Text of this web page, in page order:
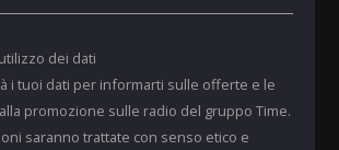
dei dati
i tuoi dati per informarti sulle offerte e le
promozione sulle radio del gruppo Time.
saranno trattate con senso etico e